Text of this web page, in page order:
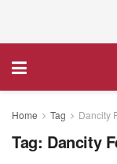
Home Tag Dancity
Tag: Dancity